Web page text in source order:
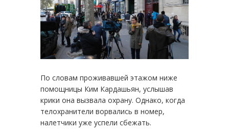
По словам проживавшей этажом ниже
помощницы Ким Кардашьян, услышав
крики она вызвала охрану. Однако, когда
телохранители ворвались в номер,
налетчики уже успели сбежать.